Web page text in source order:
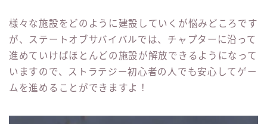
様々な施設をどのように建設していくが悩みどころです
が、ステートオブサバイバルでは、チャプターに沿って
進めていけばほとんどの施設が解放できるようになって
いますので、ストラテジー初心者の人でも安心してゲー
ムを進めることができますよ！